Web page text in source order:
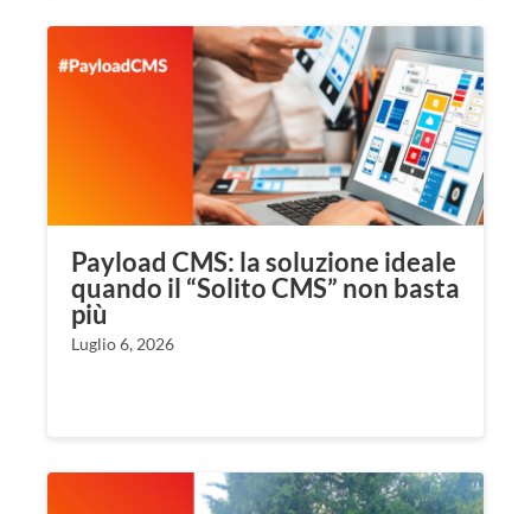
Payload CMS: la soluzione ideale
quando il “Solito CMS” non basta
più
Luglio 6, 2026